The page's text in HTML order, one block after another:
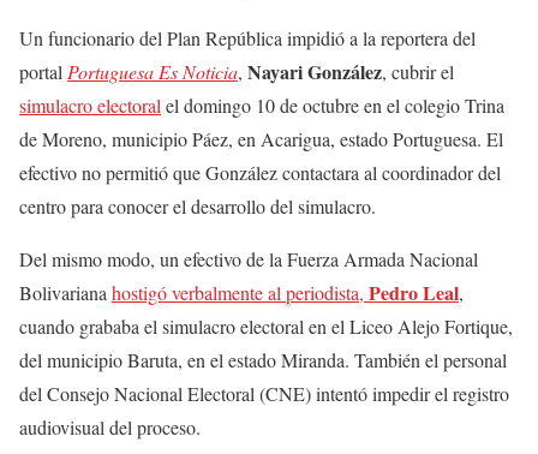
Un funcionario del Plan República impidió a la reportera del
portal Portuguesa Es Noticia, Nayari González, cubrir el
simulacro electoral el domingo 10 de octubre en el colegio Trina
de Moreno, municipio Páez, en Acarigua, estado Portuguesa. El
efectivo no permitió que González contactara al coordinador del
centro para conocer el desarrollo del simulacro.
Del mismo modo, un efectivo de la Fuerza Armada Nacional
Bolivariana hostigó verbalmente al periodista, Pedro Leal,
cuando grababa el simulacro electoral en el Liceo Alejo Fortique,
del municipio Baruta, en el estado Miranda. También el personal
del Consejo Nacional Electoral (CNE) intentó impedir el registro
audiovisual del proceso.